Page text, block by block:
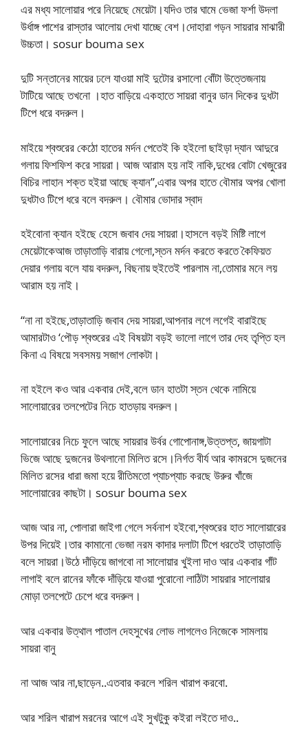
এর মধ্য সালোয়ার পরে নিয়েছে মেয়েটা।যদিও তার ঘামে ভেজা ফর্শা উদলা
উর্ধাঙ্গ পাশের রাস্তার আলোয় দেখা যাচ্ছে বেশ।দোহারা গড়ন সায়রার মাঝারী
উচ্চতা। sosur bouma sex
দুটি সন্তানের মায়ের ঢলে যাওয়া মাই দুটোর রসালো বোঁটা উত্তেজনায়
টাটিয়ে আছে তখনো ।হাত বাড়িয়ে একহাতে সায়রা বানুর ডান দিকের দুধটা
টিপে ধরে বদরুল।
মাইয়ে শ্বশুরের কেঠো হাতের মর্দন পেতেই কি হইলো ছাইড়া দ্যান আদুরে
গলায় ফিশফিশ করে সায়রা। আজ আরাম হয় নাই নাকি,দুধের বোটা খেজুরের
বিচির লাহান শক্ত হইয়া আছে ক্যান”,এবার অপর হাতে বৌমার অপর খোলা
দুধটাও টিপে ধরে বলে বদরুল। বৌমার ভোদার স্বাদ
হইবোনা ক্যান হইছে হেসে জবাব দেয় সায়রা।হাসলে বড়ই মিষ্টি লাগে
মেয়েটাকেআজ তাড়াতাড়ি বারায় গেলো,স্তন মর্দন করতে করতে কৈফিয়ত
দেয়ার গলায় বলে যায় বদরুল, বিছনায় হুইতেই পারলাম না,তোমার মনে লয়
আরাম হয় নাই।
“না না হইছে,তাড়াতাড়ি জবাব দেয় সায়রা,আপনার লগে লগেই বারাইছে
আমারটাও ‘পৌড় শ্বশুরের এই বিষয়টা বড়ই ভালো লাগে তার দেহ তৃপ্তি হল
কিনা এ বিষয়ে সবসময় সজাগ লোকটা।
না হইলে কও আর একবার দেই,বলে ডান হাতটা স্তন থেকে নামিয়ে
সালোয়ারের তলপেটের নিচে হাতড়ায় বদরুল।
সালোয়ারের নিচে ফুলে আছে সায়রার উর্বর গোপোনাঙ্গ,উত্তপ্ত, জায়গাটা
ভিজে আছে দুজনের উথলানো মিলিত রসে।নির্গত বীর্য আর কামরসে দুজনের
মিলিত রসের ধারা জমা হয়ে রীতিমতো প্যাচপ্যাচ করছে উরুর খাঁজে
সালোয়ারের কাছটা। sosur bouma sex
আজ আর না, পোলারা জাইগা গেলে সর্বনাশ হইবো,শ্বশুরের হাত সালোয়ারের
উপর দিয়েই।তার কামানো ভেজা নরম কাদার দলাটা টিপে ধরতেই তাড়াতাড়ি
বলে সায়রা।উঠে দাঁড়িয়ে জাগবো না সালোয়ার খুইলা দাও আর একবার গাঁট
লাগাই বলে রানের ফাঁকে দাঁড়িয়ে যাওয়া পুরোনো লাঠিটা সায়রার সালোয়ার
মোড়া তলপেটে চেপে ধরে বদরুল।
আর একবার উত্থাল পাতাল দেহসুখের লোভ লাগলেও নিজেকে সামলায়
সায়রা বানু
না আজ আর না,ছাড়েন..এতবার করলে শরিল খারাপ করবো.
আর শরিল খারাপ মরনের আগে এই সুখটুকু কইরা লইতে দাও..